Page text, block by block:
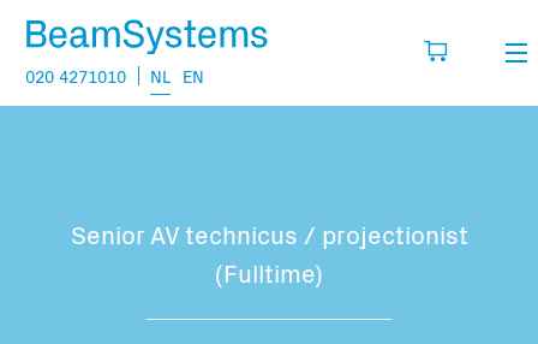
020 4271010 NL EN
Projecten
Vul hier de producten in die je denkt nodig
Senior AV technicus / projectionist
(Fulltime)